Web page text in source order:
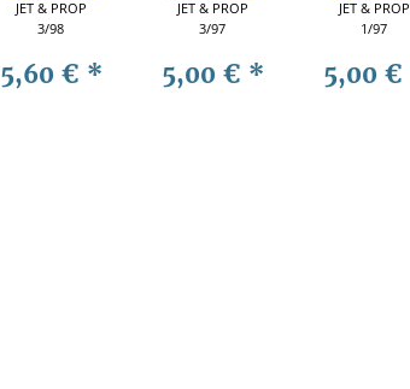
JET & PROP
3/98
5,60 € *
JET & PROP
3/97
5,00 € *
JET & PROP
1/97
5,00 €